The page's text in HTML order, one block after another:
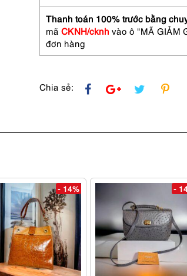
Thanh toán 100% trước bằng
mã CKNH/cknh vào ô "MÃ GIẢM
đơn hàng
Chia sẻ:
- 14% -